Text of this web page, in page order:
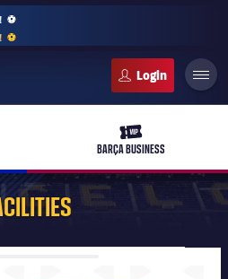
⚽️
⚽️
ticket-vip
BARÇA BUSINESS